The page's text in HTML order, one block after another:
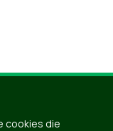
cookies die